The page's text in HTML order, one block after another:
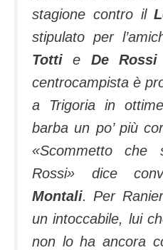
stagione contro il
stipulato per
Totti e De Rossi
centrocampista è
a Trigoria in
barba un po’ più
«Scommetto che
Rossi» dice
Montali. Per
un intoccabile, lui
non lo ha ancora